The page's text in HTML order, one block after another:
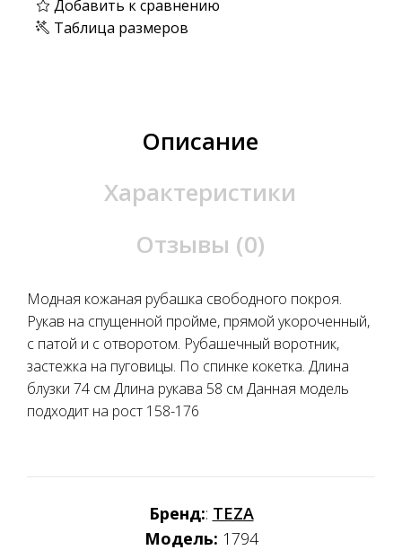
Добавить к сравнению
Таблица размеров
Описание
Характеристики
Отзывы (0)
Модная кожаная рубашка свободного покроя.
Рукав на спущенной пройме, прямой укороченный,
с патой и с отворотом. Рубашечный воротник,
застежка на пуговицы. По спинке кокетка. Длина
блузки 74 см Длина рукава 58 см Данная модель
подходит на рост 158-176
Бренд:: TEZA
Модель: 1794